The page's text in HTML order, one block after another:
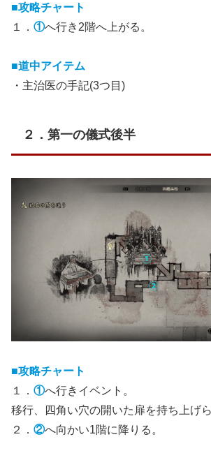
■攻略チャート
１． ①へ行き2階へ上がる。
■道中アイテム
・主治医の手記(3つ目)
２．第一の儀式後半
■攻略チャート
１． ①へ行きイベント。
移行、四角い穴の開いた扉を持ち上げら
２． ②へ向かい1階に降りる。